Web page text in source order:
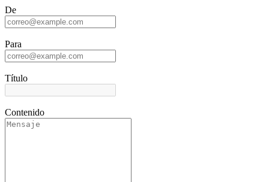
De
Para
Título
Contenido